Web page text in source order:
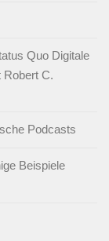
Quo Digitale
Robert C.
Podcasts
Beispiele